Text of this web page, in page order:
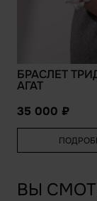
БРАСЛЕТ
АГАТ
35 000
ВЫ